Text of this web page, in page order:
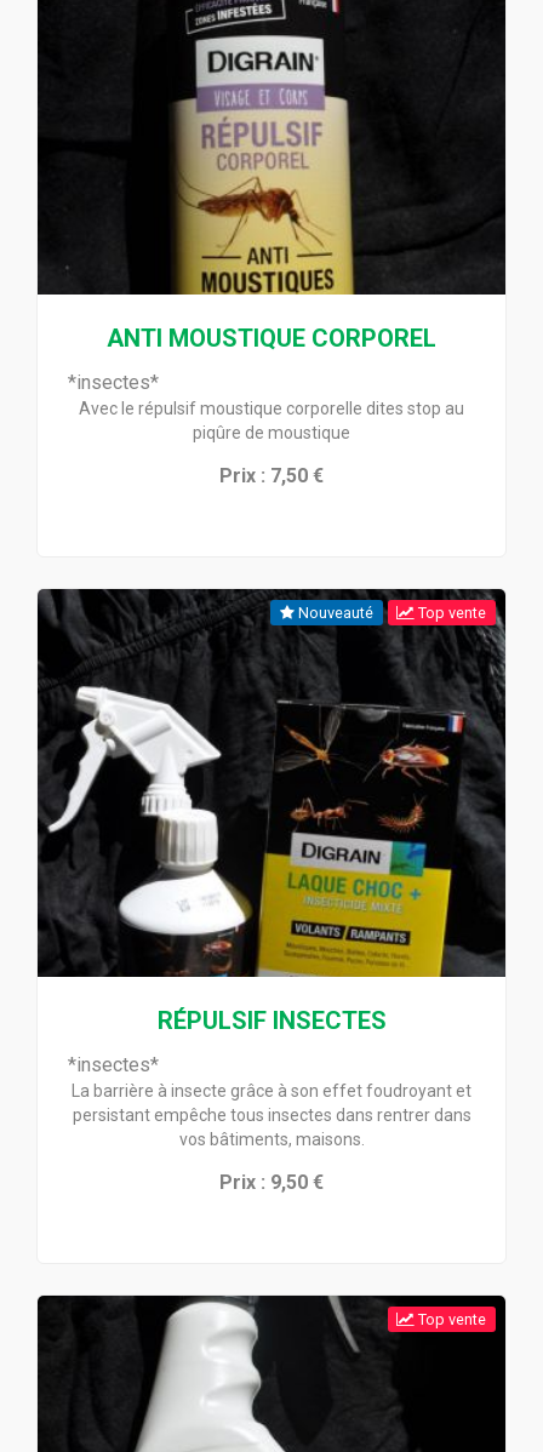
ANTI MOUSTIQUE CORPOREL
*insectes*
Avec le répulsif moustique corporelle dites stop au
piqûre de moustique
Prix : 7,50 €
Nouveauté Top vente
RÉPULSIF INSECTES
*insectes*
La barrière à insecte grâce à son effet foudroyant et
persistant empêche tous insectes dans rentrer dans
vos bâtiments, maisons.
Prix : 9,50 €
Top vente